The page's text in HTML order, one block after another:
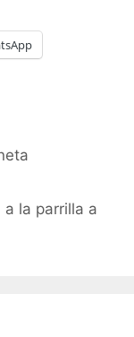
la parrilla a